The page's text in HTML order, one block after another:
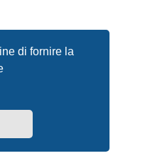
di fornire la